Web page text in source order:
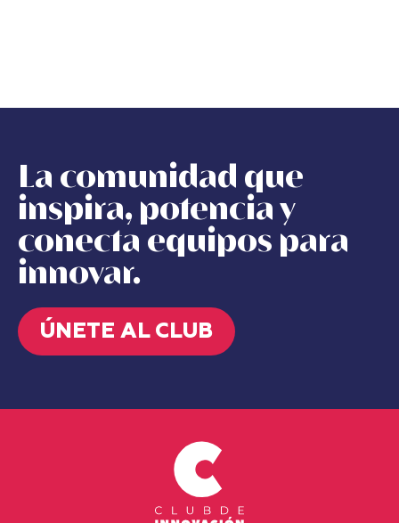
La comunidad que
inspira, potencia y
conecta equipos para
innovar.
ÚNETE AL CLUB